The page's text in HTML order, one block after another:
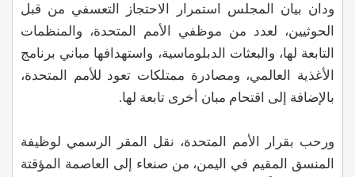
ودان بيان المجلس استمرار الاحتجاز التعسفي من قبل
الحوثيين، لعدد من موظفي الأمم المتحدة، والمنظمات
التابعة لها، والبعثات الدبلوماسية، واستهدافها مباني برنامج
الأغذية العالمي، ومصادرة ممتلكات تعود للأمم المتحدة،
بالإضافة إلى اقتحام مبان أخرى تابعة لها.
ورحب بقرار الأمم المتحدة، نقل المقر الرسمي لوظيفة
المنسق المقيم في اليمن، من صنعاء إلى العاصمة المؤقتة